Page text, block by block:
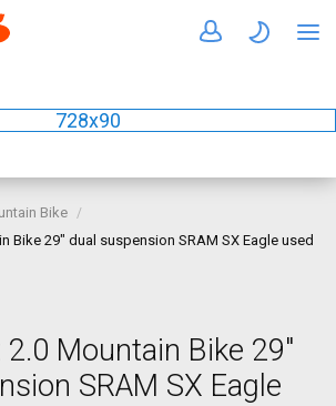
728x90
Bike
Bike 29" dual suspension SRAM SX Eagle used
2.0 Mountain Bike 29"
SRAM SX Eagle